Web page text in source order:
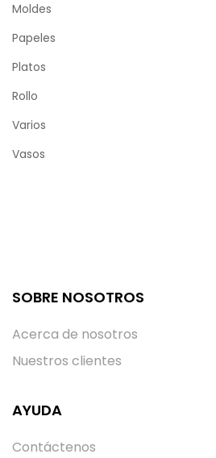
Moldes
Papeles
Platos
Rollo
Varios
Vasos
SOBRE NOSOTROS
Acerca de nosotros
Nuestros clientes
AYUDA
Contáctenos